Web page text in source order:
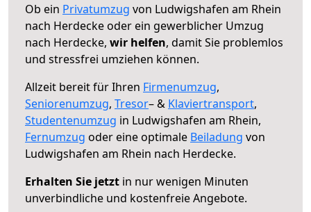
Ob ein Privatumzug von Ludwigshafen am Rhein
nach Herdecke oder ein gewerblicher Umzug
nach Herdecke, wir helfen, damit Sie problemlos
und stressfrei umziehen können.
Allzeit bereit für Ihren Firmenumzug,
Seniorenumzug, Tresor– & Klaviertransport,
Studentenumzug in Ludwigshafen am Rhein,
Fernumzug oder eine optimale Beiladung von
Ludwigshafen am Rhein nach Herdecke.
Erhalten Sie jetzt in nur wenigen Minuten
unverbindliche und kostenfreie Angebote.